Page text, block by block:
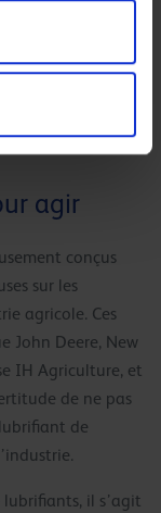
quelle que soit
parfait pour
de
agir
conçus
sur les
agricole. Ces
John Deere, New
IH Agriculture, et
de ne pas
de
lubrifiants, il s’agit